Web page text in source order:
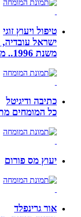
טיפול ויעוץ זוגי
ישראל עובדיה,
משנת 1996.. מטפל בחדרה ונותן שרות בזום לכל רחבי הארץ
כתיבה ודיגיטל
כל המומחים
יעוץ מס פורום
אור גרינפלד